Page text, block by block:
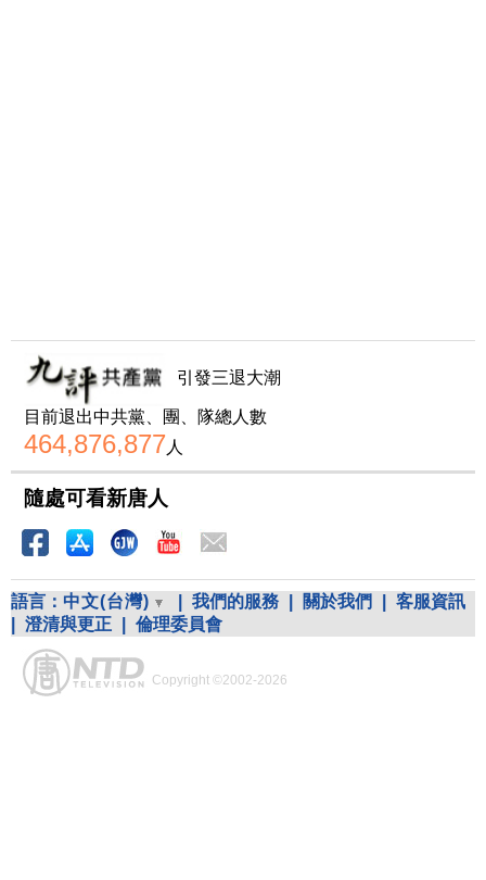
引發三退大潮
目前退出中共黨、團、隊總人數
464,876,877人
隨處可看新唐人
語言： 中文(台灣) 我們的服務 關於我們
客服資訊
澄清與更正 倫理委員會
Copyright ©2002-2026